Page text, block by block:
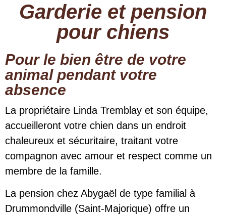
Garderie et pension
pour chiens
Pour le bien être de votre
animal pendant votre
absence
La propriétaire Linda Tremblay et son équipe,
accueilleront votre chien dans un endroit
chaleureux et sécuritaire, traitant votre
compagnon avec amour et respect comme un
membre de la famille.
La pension chez Abygaël de type familial à
Drummondville (Saint-Majorique) offre un